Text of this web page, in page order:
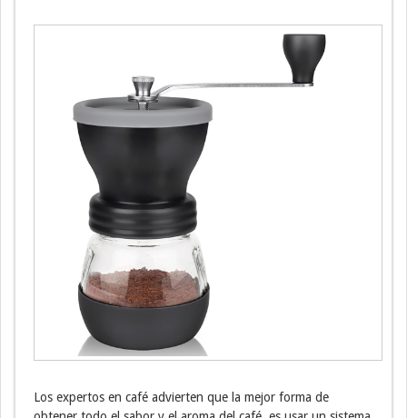
Los expertos en café advierten que la mejor forma de